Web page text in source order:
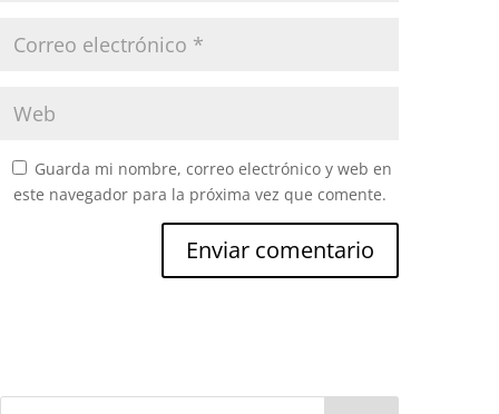
Guarda mi nombre, correo electrónico y web en
este navegador para la próxima vez que comente.